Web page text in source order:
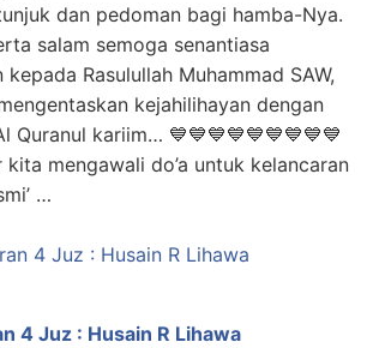
dan pedoman bagi hamba-Nya.
salam semoga senantiasa
Rasulullah Muhammad SAW,
kejahilihayan dengan
Quranul kariim… 💙💙💙💙💙💙💙💙💙
kita mengawali do’a untuk kelancaran
…
4 Juz : Husain R Lihawa